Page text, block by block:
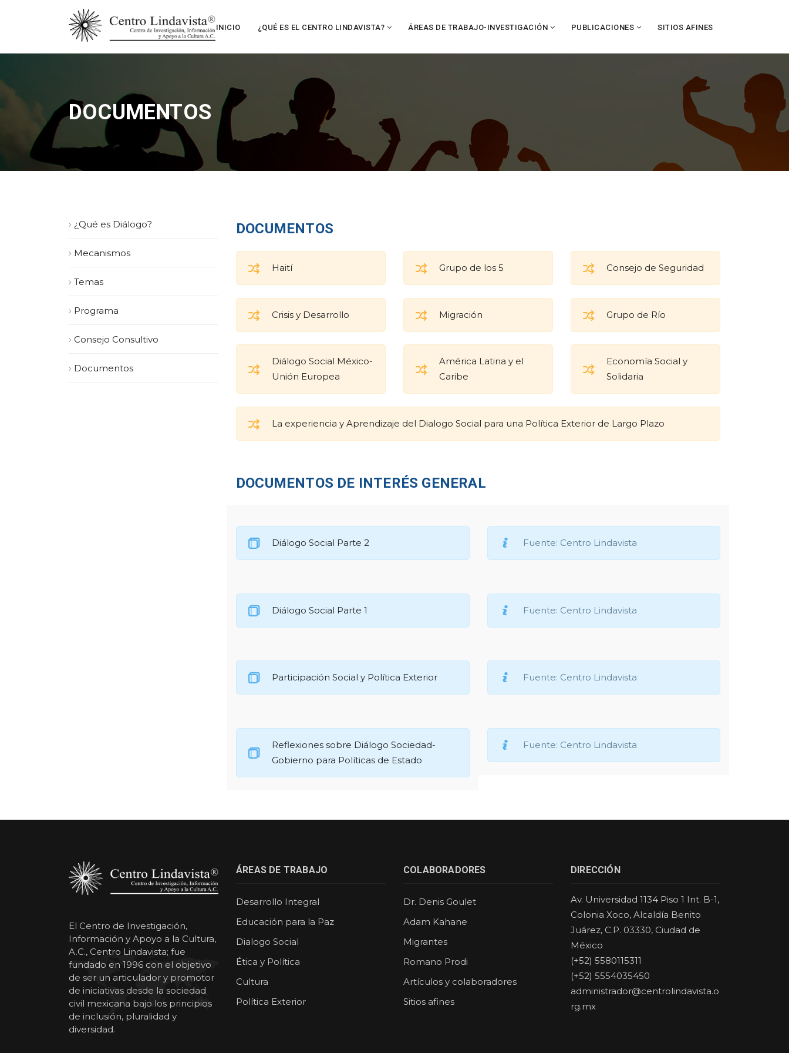
INICIO ¿QUÉ ES EL CENTRO LINDAVISTA? ÁREAS DE TRABAJO-INVESTIGACIÓN PUBLICACIONES SITIOS AFINES
DOCUMENTOS
¿Qué es Diálogo?
Mecanismos
Temas
Programa
Consejo Consultivo
Documentos
DOCUMENTOS
Haití Grupo de los 5 Consejo de Seguridad
Crisis y Desarrollo Migración Grupo de Río
Diálogo Social México-
Unión Europea
América Latina y el
Caribe
Economía Social y
Solidaria
La experiencia y Aprendizaje del Dialogo Social para una Política Exterior de Largo Plazo
DOCUMENTOS DE INTERÉS GENERAL
Diálogo Social Parte 2 Fuente: Centro Lindavista
Diálogo Social Parte 1 Fuente: Centro Lindavista
Participación Social y Política Exterior Fuente: Centro Lindavista
Reflexiones sobre Diálogo Sociedad-
Gobierno para Políticas de Estado
Fuente: Centro Lindavista
El Centro de Investigación,
Información y Apoyo a la Cultura,
A.C., Centro Lindavista; fue
fundado en 1996 con el objetivo
de ser un articulador y promotor
de iniciativas desde la sociedad
civil mexicana bajo los principios
de inclusión, pluralidad y
diversidad.
ÁREAS DE TRABAJO
Desarrollo Integral
Educación para la Paz
Dialogo Social
Ética y Política
Cultura
Política Exterior
COLABORADORES
Dr. Denis Goulet
Adam Kahane
Migrantes
Romano Prodi
Artículos y colaboradores
Sitios afines
DIRECCIÓN
Av. Universidad 1134 Piso 1 Int. B-1,
Colonia Xoco, Alcaldía Benito
Juárez, C.P. 03330, Ciudad de
México
(+52) 5580115311
(+52) 5554035450
administrador@centrolindavista.o
rg.mx